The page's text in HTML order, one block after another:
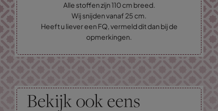
Alle stoffen zijn 110 cm breed.
Wij snijden vanaf 25 cm.
Heeft u liever een FQ, vermeld dit dan bij de
opmerkingen.
Bekijk ook eens